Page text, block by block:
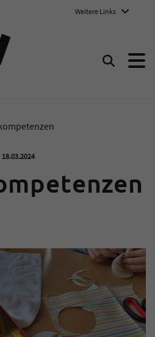
Weitere Links
Suchen
Veröffentlicht am:
18.03.2024